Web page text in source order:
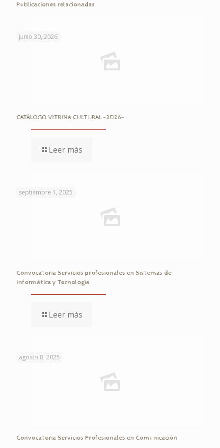
Publicaciones relacionadas
junio 30, 2026
CATÁLOGO VITRINA CULTURAL -2026-
Leer más
septiembre 1, 2025
Convocatoria Servicios profesionales en Sistemas de
Informática y Tecnología
Leer más
agosto 8, 2025
Convocatoria Servicios Profesionales en Comunicación